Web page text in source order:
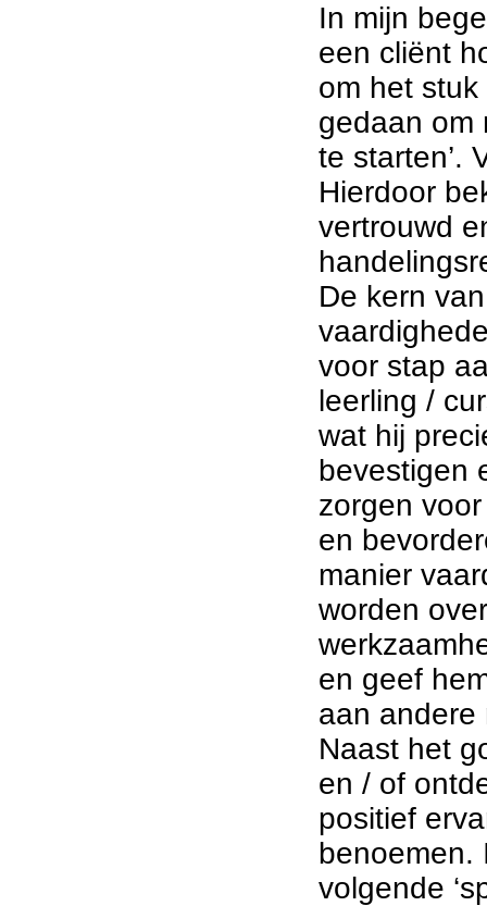
In mijn
een cliënt
om het stuk
gedaan om
te starten’.
Hierdoor
vertrouwd
De kern
voor stap
leerling /
wat hij
bevestigen
zorgen
en
manier
worden
en geef
aan andere
Naast het
en / of
positief
benoemen.
volgende